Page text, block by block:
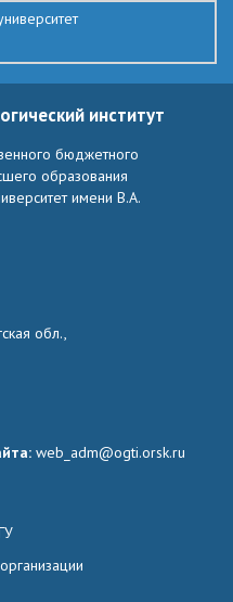
институт
бюджетного
образования
имени В.А.
обл.,
web_adm@ogti.orsk.ru